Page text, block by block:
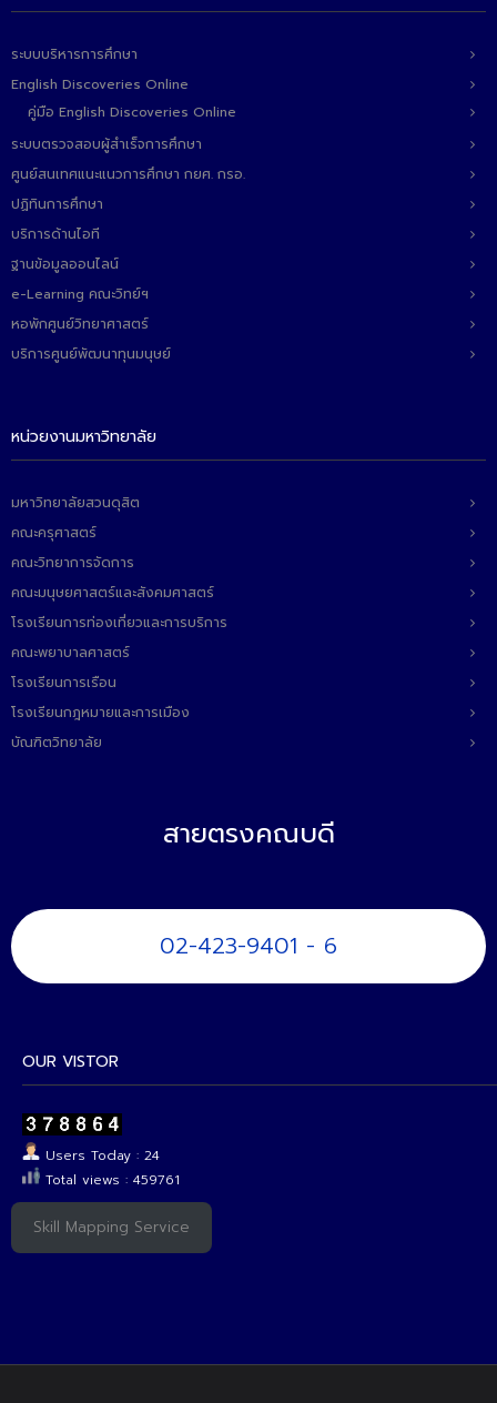
ระบบบริหารการศึกษา
English Discoveries Online
คู่มือ English Discoveries Online
ระบบตรวจสอบผู้สำเร็จการศึกษา
ศูนย์สนเทศแนะแนวการศึกษา กยศ. กรอ.
ปฏิทินการศึกษา
บริการด้านไอที
ฐานข้อมูลออนไลน์
e-Learning คณะวิทย์ฯ
หอพักศูนย์วิทยาศาสตร์
บริการศูนย์พัฒนาทุนมนุษย์
หน่วยงานมหาวิทยาลัย
มหาวิทยาลัยสวนดุสิต
คณะครุศาสตร์
คณะวิทยาการจัดการ
คณะมนุษยศาสตร์และสังคมศาสตร์
โรงเรียนการท่องเที่ยวและการบริการ
คณะพยาบาลศาสตร์
โรงเรียนการเรือน
โรงเรียนกฎหมายและการเมือง
บัณฑิตวิทยาลัย
สายตรงคณบดี
02-423-9401 - 6
OUR VISTOR
Users Today : 24
Total views : 459761
Skill Mapping Service